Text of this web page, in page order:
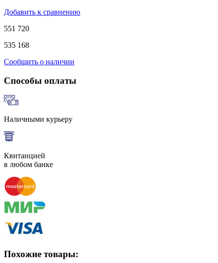
Добавить к сравнению
551 720
535 168
Сообщить о наличии
Способы оплаты
Наличными курьеру
Квитанцией
в любом банке
Похожие товары: